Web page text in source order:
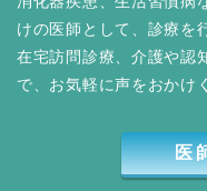
けの医師として、診療を
在宅訪問診療、介護や認
で、お気軽に声をおかけ
医